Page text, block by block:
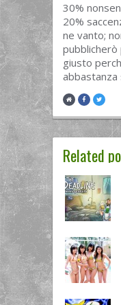
30%
20%
ne vanto;
pubblicherò
giusto
abbastanza
Related